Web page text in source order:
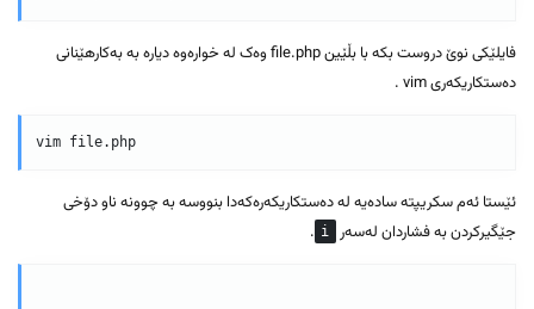
فایلێکی نوێ دروست بکە با بڵێین file.php وەک لە خوارەوە دیارە بە بەکارهێنانی
دەستکاریکەری vim .
ئێستا ئەم سکریپتە سادەیە لە دەستکاریکەرەکەدا بنووسە بە چوونە ناو دۆخی
جێگیرکردن بە فشاردان لەسەر
i
.